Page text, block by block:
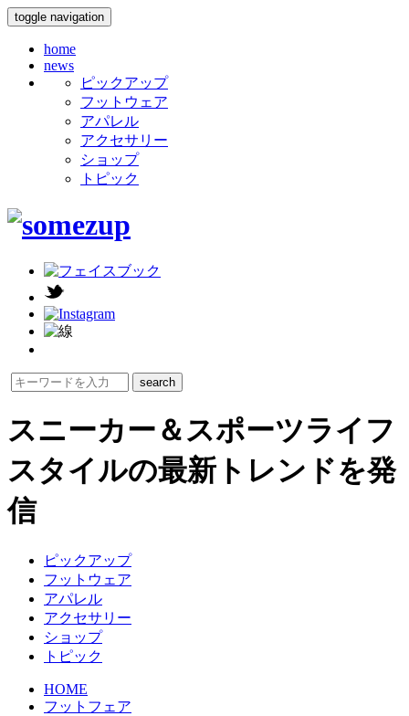
toggle navigation
home
news
ピックアップ
フットウェア
アパレル
アクセサリー
ショップ
トピック
スニーカー＆スポーツライフ
スタイルの最新トレンドを発
信
ピックアップ
フットウェア
アパレル
アクセサリー
ショップ
トピック
HOME
フットフェア